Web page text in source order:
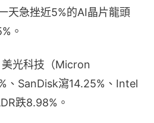
天急挫近5%的AI晶片龍頭
。
光科技（Micron
、SanDisk瀉14.25%、Intel
跌8.98%。